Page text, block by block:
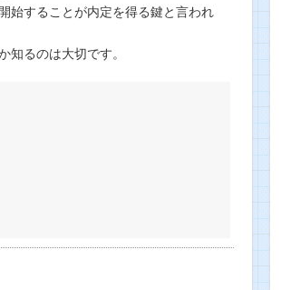
始することが内定を得る鍵と言われ
るのは大切です。